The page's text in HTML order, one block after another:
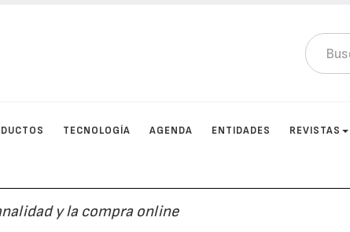
TECNOLOGÍA AGENDA ENTIDADES REVISTAS
y la compra online